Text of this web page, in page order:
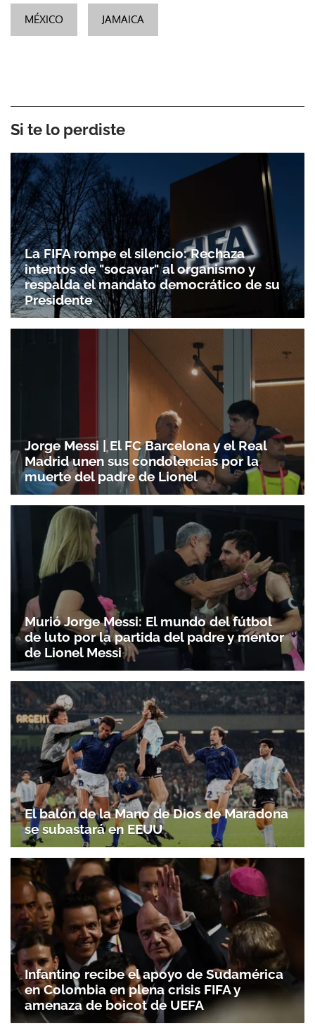
MÉXICO JAMAICA
Si te lo perdiste
La FIFA rompe el silencio: Rechaza
intentos de "socavar" al organismo y
respalda el mandato democrático de su
Presidente
Jorge Messi | El FC Barcelona y el Real
Madrid unen sus condolencias por la
muerte del padre de Lionel
Murió Jorge Messi: El mundo del fútbol
de luto por la partida del padre y mentor
de Lionel Messi
El balón de la Mano de Dios de Maradona
se subastará en EEUU
Infantino recibe el apoyo de Sudamérica
en Colombia en plena crisis FIFA y
amenaza de boicot de UEFA